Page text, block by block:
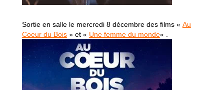
Sortie en salle le mercredi 8 décembre des films « Au
Coeur du Bois» et « Une femme du monde« .